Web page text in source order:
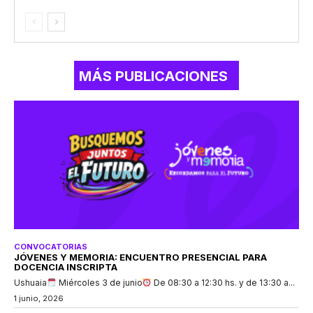
MÁS PUBLICACIONES
CONVOCATORIAS
JÓVENES Y MEMORIA: ENCUENTRO PRESENCIAL PARA
DOCENCIA INSCRIPTA
Ushuaia Miércoles 3 de junio De 08:30 a 12:30 hs. y de 13:30 a...
1 junio, 2026